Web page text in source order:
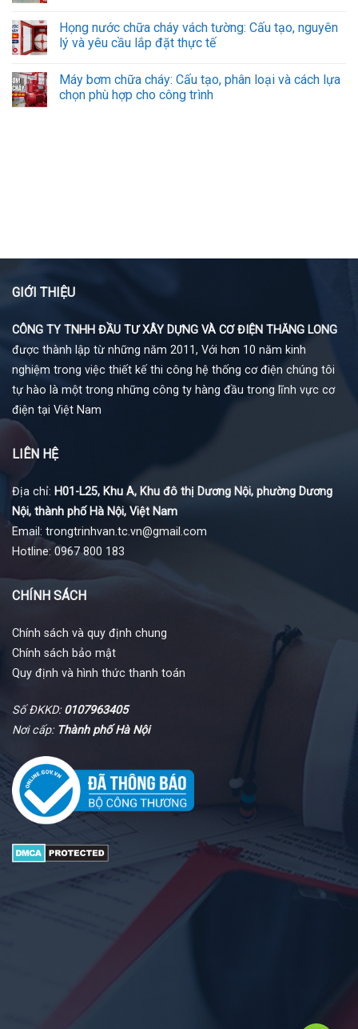
Họng nước chữa cháy vách tường: Cấu tạo, nguyên
lý và yêu cầu lắp đặt thực tế
Máy bơm chữa cháy: Cấu tạo, phân loại và cách lựa
chọn phù hợp cho công trình
GIỚI THIỆU
CÔNG TY TNHH ĐẦU TƯ XÂY DỰNG VÀ CƠ ĐIỆN THĂNG LONG
được thành lập từ những năm 2011, Với hơn 10 năm kinh
nghiệm trong việc thiết kế thi công hệ thống cơ điện chúng tôi
tự hào là một trong những công ty hàng đầu trong lĩnh vực cơ
điện tại Việt Nam
LIÊN HỆ
Địa chỉ: H01-L25, Khu A, Khu đô thị Dương Nội, phường Dương
Nội, thành phố Hà Nội, Việt Nam
Email: trongtrinhvan.tc.vn@gmail.com
Hotline: 0967 800 183
CHÍNH SÁCH
Chính sách và quy định chung
Chính sách bảo mật
Quy định và hình thức thanh toán
Số ĐKKD:0107963405
Nơi cấp: Thành phố Hà Nội